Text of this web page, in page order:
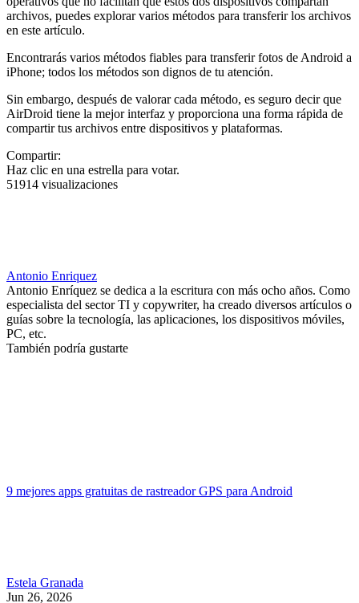
archivos, puedes explorar varios métodos para transferir los archivos
en este artículo.
Encontrarás varios métodos fiables para transferir fotos de Android a
iPhone; todos los métodos son dignos de tu atención.
Sin embargo, después de valorar cada método, es seguro decir que
AirDroid tiene la mejor interfaz y proporciona una forma rápida de
compartir tus archivos entre dispositivos y plataformas.
Compartir:
Haz clic en una estrella para votar.
51914 visualizaciones
Antonio Enriquez
Antonio Enríquez se dedica a la escritura con más ocho años. Como
especialista del sector TI y copywriter, ha creado diversos artículos o
guías sobre la tecnología, las aplicaciones, los dispositivos móviles,
PC, etc.
También podría gustarte
9 mejores apps gratuitas de rastreador GPS para Android
Estela Granada
Jun 26, 2026